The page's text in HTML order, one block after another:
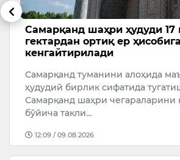
Эронда беш ой ичида илк
Хоманаий тасвирланган
намойиш этилди
Эроннинг «Меҳр» давлат
олий раҳбар лавозимига
бери илк бор Можтабо Хоманаий